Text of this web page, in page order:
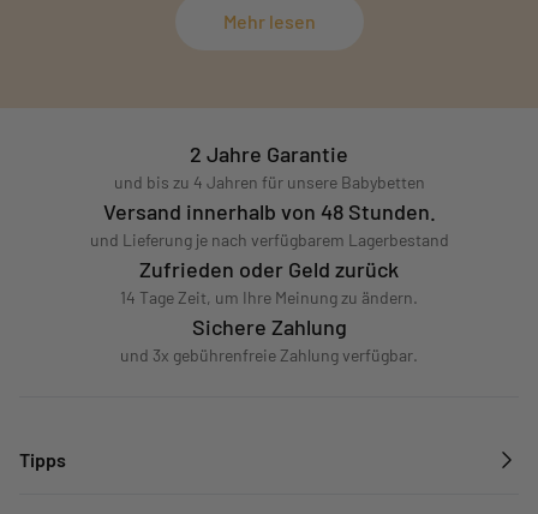
Mehr lesen
2 Jahre Garantie
und bis zu 4 Jahren für unsere Babybetten
Versand innerhalb von 48 Stunden.
und Lieferung je nach verfügbarem Lagerbestand
Zufrieden oder Geld zurück
14 Tage Zeit, um Ihre Meinung zu ändern.
Sichere Zahlung
und 3x gebührenfreie Zahlung verfügbar.
Tipps